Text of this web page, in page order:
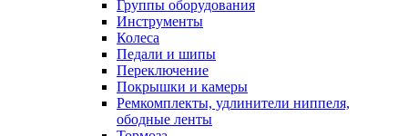
Группы оборудования
Инструменты
Колеса
Педали и шипы
Переключение
Покрышки и камеры
Ремкомплекты, удлинители ниппеля,
ободные ленты